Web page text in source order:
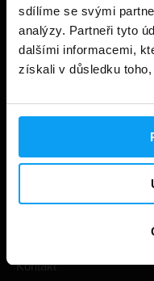
sdílíme se svými
analýzy. Partneři tyto
dalšími informacemi,
získali v důsledku
Užitečné
Způsoby a ceny doručení
Ochrana soukromí
Nastavit cookies
Kontakt